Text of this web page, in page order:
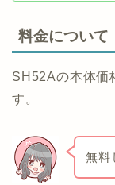
料金について
SH52Aの本体価
す。
無料